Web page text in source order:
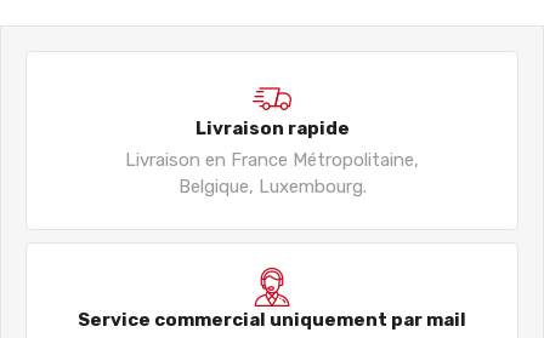
Livraison rapide
Livraison en France Métropolitaine,
Belgique, Luxembourg.
Service commercial uniquement par mail